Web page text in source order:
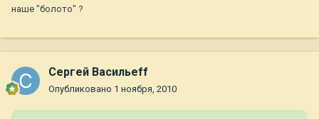
наше "болото" ?
Сергей Васильеff
Опубликовано 1 ноября, 2010